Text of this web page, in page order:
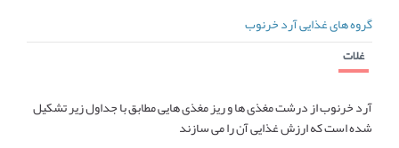
گروه های غذایی آرد خرنوب
غلات
آرد خرنوب از درشت مغذی ها و ریز مغذی هایی مطابق با جداول زیر تشکیل
شده است که ارزش غذایی آن را می سازند